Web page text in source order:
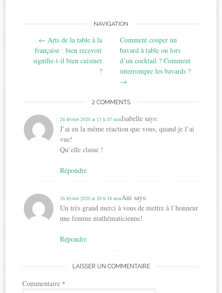
navigation
NAVIGATION
← Arts de la table à la
française : bien recevoir
signifie-t-il bien cuisiner
?
Comment couper un
bavard à table ou lors
d’un cocktail ? Comment
interrompre les bavards ?
→
2 COMMENTS
Isabelle says:
26 février 2020 at 11 h 07 min
J’ai eu la même réaction que vous, quand je l’ai
vue!
Qu’elle classe !
Répondre
Ani says:
26 février 2020 at 20 h 18 min
Un très grand merci à vous de mettre à l’honneur
une femme mathématicienne!
Répondre
LAISSER UN COMMENTAIRE
Commentaire *